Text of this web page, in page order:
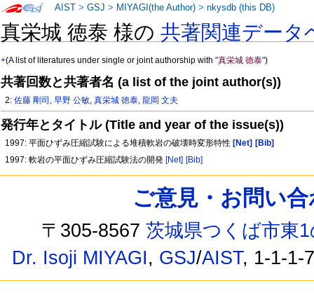
真栄城 徳泰 様の共著関連データ
+(A list of literatures under single or joint authorship with"真栄城 徳泰")
共著回数と共著者名 (a list of the joint author(s))
2:佐藤 剛司 ,早野 公敏,真栄城 徳泰,龍岡 文夫
発行年とタイトル (Title and year of the issue(s))
1997: 平面ひずみ圧縮試験による堆積軟岩の破壊時変形特性 [Net] [Bib]
1997: 軟岩の平面ひずみ圧縮試験法の開発 [Net] [Bib]
AIST >GSJ > MIYAGI(the Author) >nkysdb (this DB)
ご意見・お問い
〒305-8567茨城県つくば市東
Dr. Isoji MIYAGI, GSJ/AIST, 1-1-1-